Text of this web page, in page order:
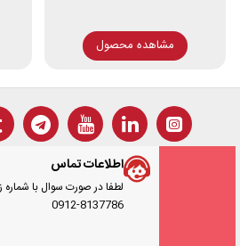
مشاهده محصول
اطلاعات تماس
لطفا در صورت سوال با شماره
0912-8137786